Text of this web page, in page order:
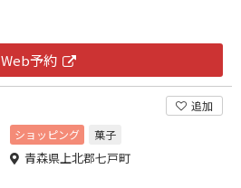
Web予約
追加
ショッピング
菓子
青森県上北郡七戸町